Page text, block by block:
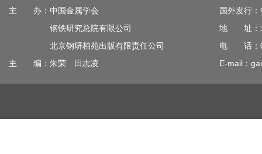
主 办：中国金属学会
钢铁研究总院有限公司
北京钢研柏苑出版有限责任公司
主 编：朱荣 田志凌
国外发行
地 址：北
电 话：
E-mail：